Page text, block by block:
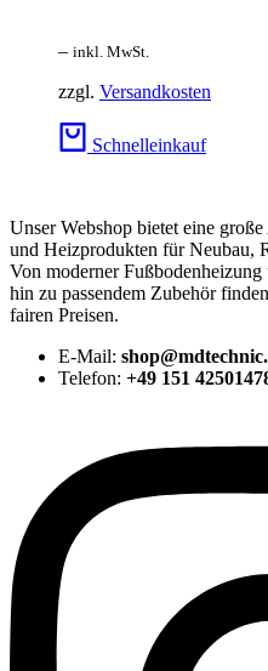
– inkl. MwSt.
zzgl. Versandkosten
Schnelleinkauf
Unser Webshop bietet eine
und Heizprodukten für Neubau,
Von moderner
hin zu passendem Zubehör
fairen Preisen.
E-Mail:
Telefon: +49 151